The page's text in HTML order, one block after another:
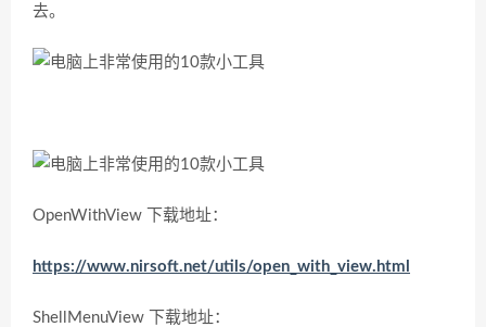
去。
OpenWithView 下载地址：
https://www.nirsoft.net/utils/open_with_view.html
ShellMenuView 下载地址：